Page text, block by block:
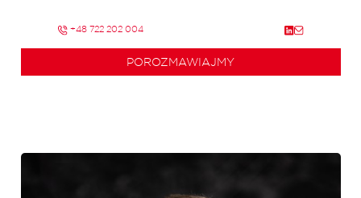
+48 722 202 004
POROZMAWIAJMY